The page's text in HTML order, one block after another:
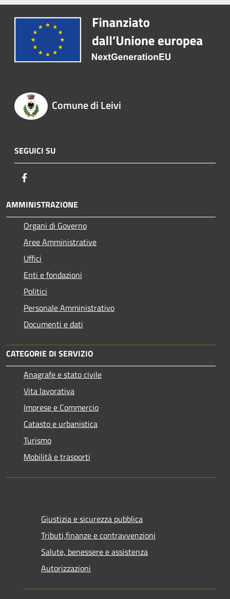
Comune di Leivi
SEGUICI SU
AMMINISTRAZIONE
Organi di Governo
Aree Amministrative
Uffici
Enti e fondazioni
Politici
Personale Amministrativo
Documenti e dati
CATEGORIE DI SERVIZIO
Anagrafe e stato civile
Vita lavorativa
Imprese e Commercio
Catasto e urbanistica
Turismo
Mobilità e trasporti
Giustizia e sicurezza pubblica
Tributi,finanze e contravvenzioni
Salute, benessere e assistenza
Autorizzazioni